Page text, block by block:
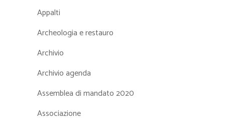
Appalti
Archeologia e restauro
Archivio
Archivio agenda
Assemblea di mandato 2020
Associazione